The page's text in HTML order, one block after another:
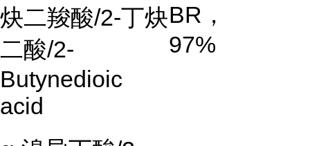
炔二羧酸/2-丁炔
二酸/2-
Butynedioic
acid
BR ，
97%